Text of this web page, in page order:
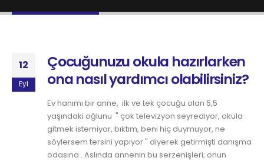
12
Eyl
Çocuğunuzu okula hazırlarken
ona nasıl yardımcı olabilirsiniz?
Ev hanımı bir anne, ilk ve tek çocuğu olan 5,5
yaşındaki oğlunu " çok televizyon seyrediyor, okula
gitmek istemiyor, bıktım, beni hiç duymuyor, ne
söylersem tersini yapıyor " diyerek getirmişti danışma
odasına . Aslında annenin bu serzenişleri; onun